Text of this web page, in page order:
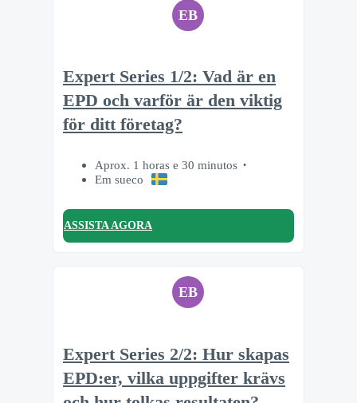
EB
Expert Series 1/2: Vad är en
EPD och varför är den viktig
för ditt företag?
Aprox. 1 horas e 30 minutos
Em sueco
ASSISTA AGORA
EB
Expert Series 2/2: Hur skapas
EPD:er, vilka uppgifter krävs